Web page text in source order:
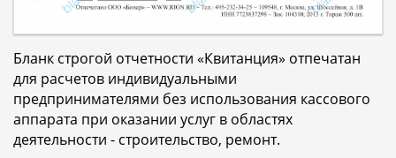
Бланк строгой отчетности «Квитанция» отпечатан
для расчетов индивидуальными
предпринимателями без использования кассового
аппарата при оказании услуг в областях
деятельности - строительство, ремонт.